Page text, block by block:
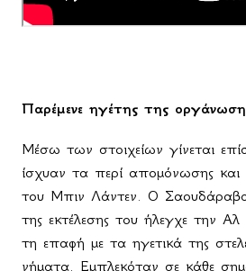
Παρέμενε ηγέτης της
Μέσω των στοιχείων γίνεται
ίσχυαν τα περί απομόνωσης και
του Μπιν Λάντεν. Ο
της εκτέλεσης του ήλεγχε την
τη επαφή με τα ηγετικά της
νήματα. Εμπλεκόταν σε κάθε